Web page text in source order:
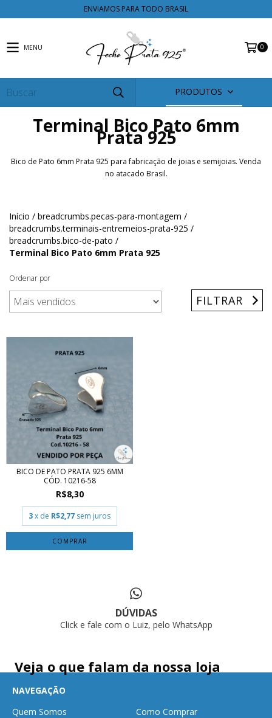
ENVIAMOS PARA TODO BRASIL
MENU 0
PRODUTOS
Terminal Bico Pato 6mm
Prata 925
Bico de Pato 6mm Prata 925 para fabricação de joias e semijoias. Venda
no atacado Brasil.
Início / breadcrumbs.pecas-para-montagem /
breadcrumbs.terminais-entremeios-prata-925 /
breadcrumbs.bico-de-pato /
Terminal Bico Pato 6mm Prata 925
Ordenar por
FILTRAR
BICO DE PATO PRATA 925 6MM
CÓD. 10216-58
R$8,30
3x de R$2,77 sem juros
DÚVIDAS
Click e fale com o Luiz, pelo WhatsApp
Veja o que falam da nossa loja
NAVEGAÇÃO
Quem Somos
Como Comprar